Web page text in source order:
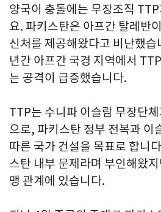
양국이 충돌에는 무장조직
요. 파키스탄은 아프간 탈레반
신처를 제공해왔다고 비난했습
년간 아프간 국경 지역에서
는 공격이 급증했습니다.
TTP는 수니파 이슬람 무장단
으로, 파키스탄 정부 전복과 이
따른 국가 건설을 목표로 합니
스탄 내부 문제라며 부인해왔
맹 관계에 있습니다.